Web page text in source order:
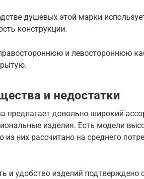
душевых этой марки
конструкции.
и левостороннюю
и недостатки
предлагает довольно широкий
изделия. Есть модели
из них рассчитано на среднего
и удобство изделий